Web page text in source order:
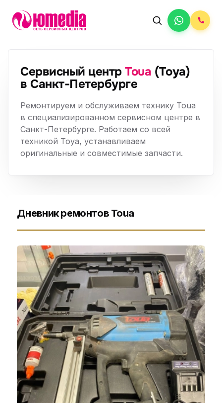
Сервисный центрToua (Тоуа)
в Санкт-Петербурге
Ремонтируем и обслуживаем технику Toua
в специализированном сервисном центре в
Санкт-Петербурге. Работаем со всей
техникой Тоуа, устанавливаем
оригинальные и совместимые запчасти.
Дневник ремонтов Toua